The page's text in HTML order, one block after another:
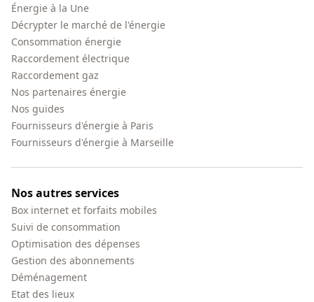
Énergie à la Une
Décrypter le marché de l'énergie
Consommation énergie
Raccordement électrique
Raccordement gaz
Nos partenaires énergie
Nos guides
Fournisseurs d'énergie à Paris
Fournisseurs d'énergie à Marseille
Nos autres services
Box internet et forfaits mobiles
Suivi de consommation
Optimisation des dépenses
Gestion des abonnements
Déménagement
Etat des lieux